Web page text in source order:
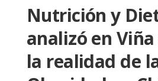
Nutrición y
analizó en
la realidad de